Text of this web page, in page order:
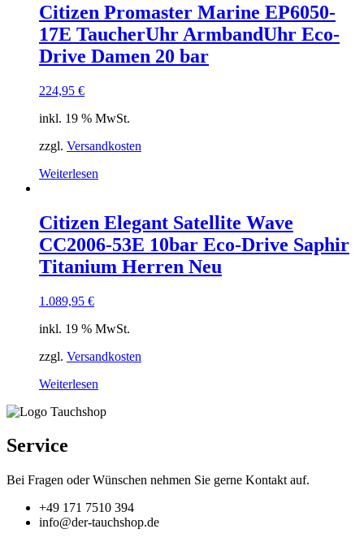
Citizen Promaster Marine EP6050-
17E TaucherUhr ArmbandUhr Eco-
Drive Damen 20 bar
224,95 €
inkl. 19 % MwSt.
zzgl. Versandkosten
Weiterlesen
Citizen Elegant Satellite Wave
CC2006-53E 10bar Eco-Drive Saphir
Titanium Herren Neu
1.089,95 €
inkl. 19 % MwSt.
zzgl. Versandkosten
Weiterlesen
Service
Bei Fragen oder Wünschen nehmen Sie gerne Kontakt auf.
+49 171 7510 394
info@der-tauchshop.de